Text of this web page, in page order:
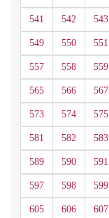
541 542 543
549 550 551
557 558 559
565 566 567
573 574 575
581 582 583
589 590 591
597 598 599
605 606 607